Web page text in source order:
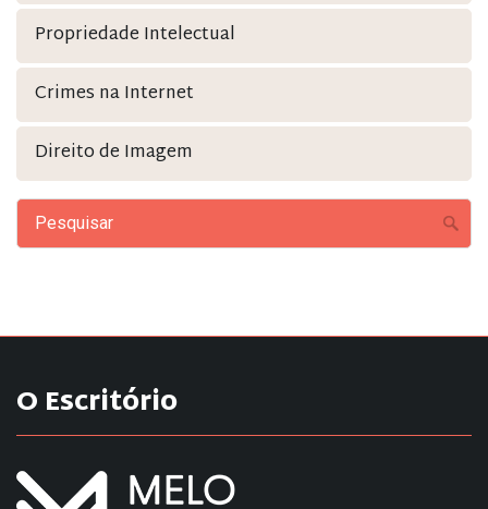
Propriedade Intelectual
Crimes na Internet
Direito de Imagem
O Escritório